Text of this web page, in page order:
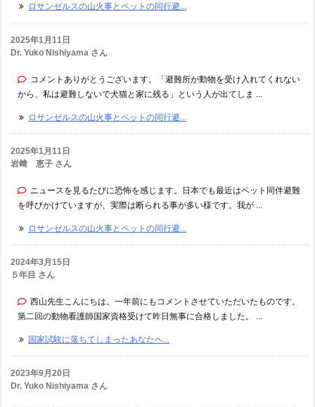
ロサンゼルスの山火事とペットの同行避...
2025年1月11日
Dr. Yuko Nishiyama さん
コメントありがとうございます。「避難所が動物を受け入れてくれない
から、私は避難しないで犬猫と家に残る」という人が出てしま ...
ロサンゼルスの山火事とペットの同行避...
2025年1月11日
岩﨑 恵子 さん
ニュースを見るたびに恐怖を感じます。日本でも最近はペット同伴避難
を呼びかけていますが、実際は断られる事が多い様です。我が ...
ロサンゼルスの山火事とペットの同行避...
2024年3月15日
５年目 さん
西山先生こんにちは。一年前にもコメントさせていただいたものです。
第二回の動物看護師国家資格受けて昨日無事に合格しました。 ...
国家試験に落ちてしまったあなたへ...
2023年9月20日
Dr. Yuko Nishiyama さん